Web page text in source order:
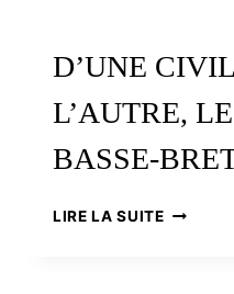
D’UNE
L’AUTRE,
BASSE-
LIRE LA SUITED’UNE